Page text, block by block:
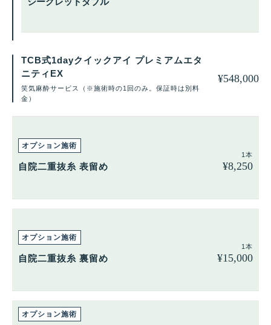
TCB式1dayクイックアイ プレミアムエタ
ニティEX
笑気麻酔サービス（※施術時の1回のみ。保証時は別料
金）
¥548,000
自院二重抜糸 表留め
1本
¥8,250
自院二重抜糸 裏留め
1本
¥15,000